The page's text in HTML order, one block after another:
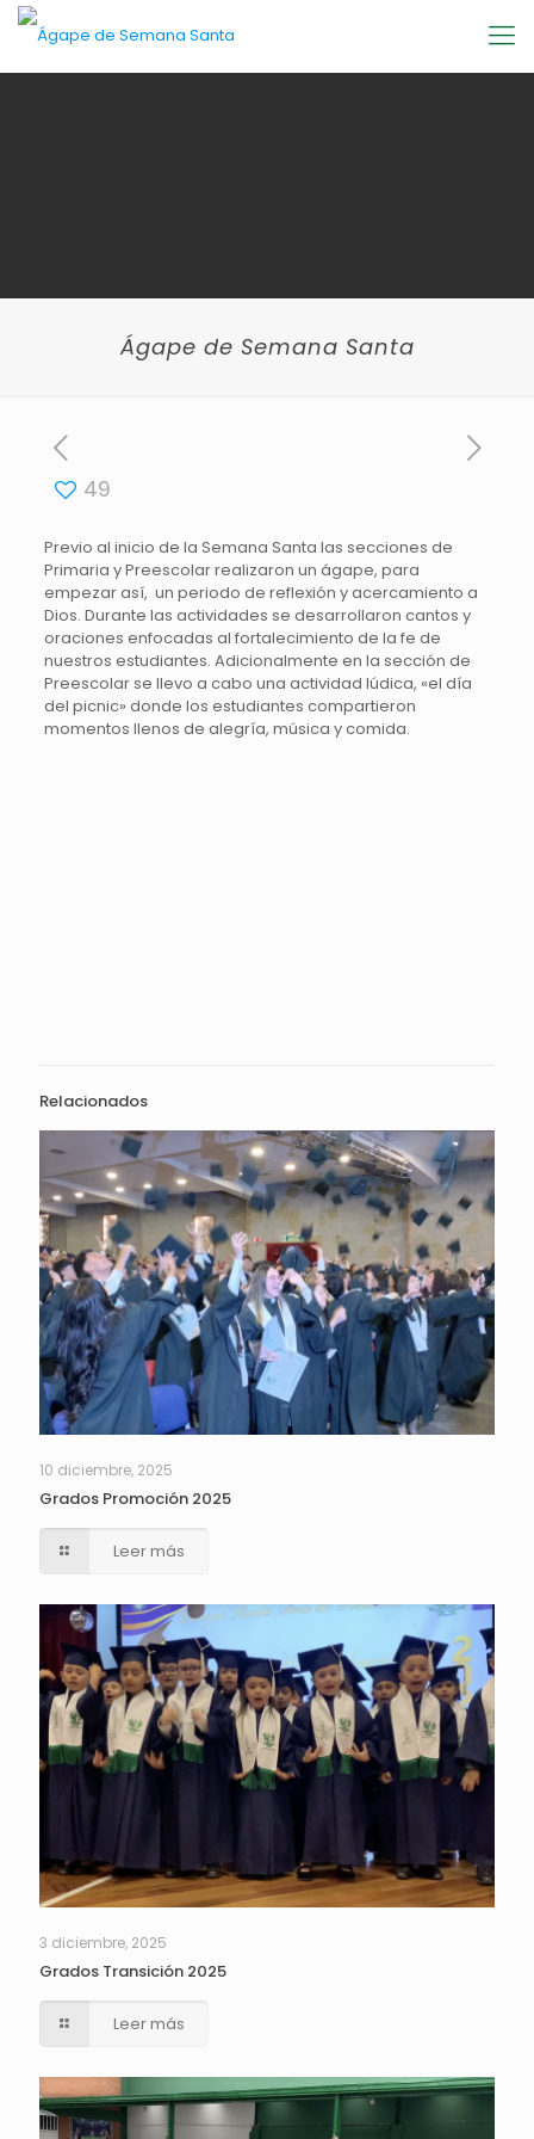
Ágape de Semana Santa
49
Previo al inicio de la Semana Santa las secciones de
Primaria y Preescolar realizaron un ágape, para
empezar así, un periodo de reflexión y acercamiento a
Dios. Durante las actividades se desarrollaron cantos y
oraciones enfocadas al fortalecimiento de la fe de
nuestros estudiantes. Adicionalmente en la sección de
Preescolar se llevo a cabo una actividad lúdica, «el día
del picnic» donde los estudiantes compartieron
momentos llenos de alegría, música y comida.
Relacionados
10 diciembre, 2025
Grados Promoción 2025
Leer más
3 diciembre, 2025
Grados Transición 2025
Leer más